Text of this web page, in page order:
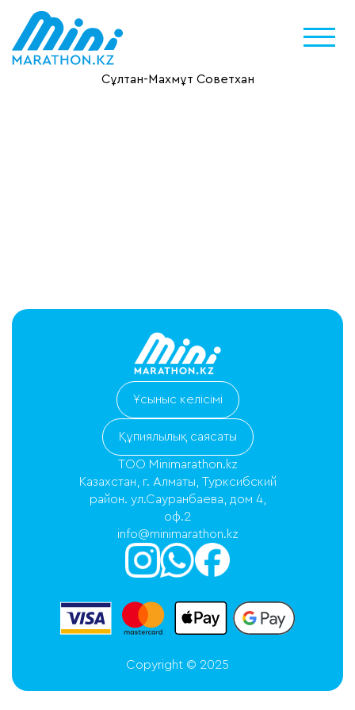
Сұлтан-Махмұт Советхан
Ұсыныс келісімі
Құпиялылық саясаты
ТОО Minimarathon.kz
Казахстан, г. Алматы, Турксибский
район. ул.Сауранбаева, дом 4,
оф.2
info@minimarathon.kz
Copyright © 2025